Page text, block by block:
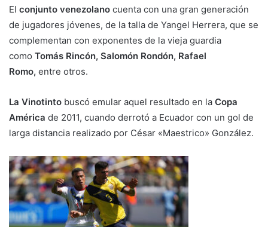
El conjunto venezolano cuenta con una gran generación
de jugadores jóvenes, de la talla de Yangel Herrera, que se
complementan con exponentes de la vieja guardia
como Tomás Rincón, Salomón Rondón, Rafael
Romo, entre otros.
La Vinotinto buscó emular aquel resultado en la Copa
América de 2011, cuando derrotó a Ecuador con un gol de
larga distancia realizado por César «Maestrico» González.